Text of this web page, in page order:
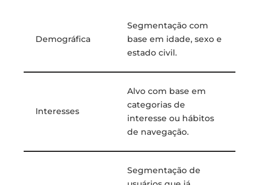
Demográfica
Segmentação com
base em idade, sexo e
estado civil.
Interesses
Alvo com base em
categorias de
interesse ou hábitos
de navegação.
Segmentação de